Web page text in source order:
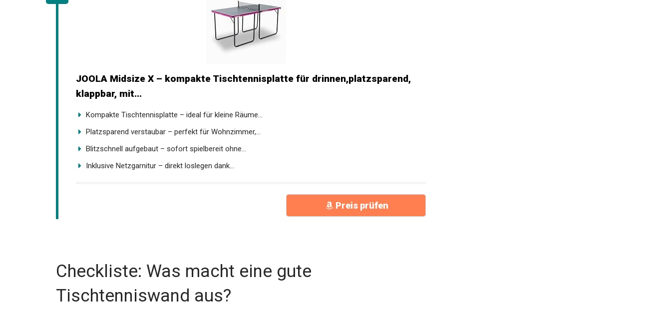
JOOLA Midsize X – kompakte Tischtennisplatte für drinnen,platzsparend,
klappbar, mit...
Kompakte Tischtennisplatte – ideal für kleine Räume...
Platzsparend verstaubar – perfekt für Wohnzimmer,...
Blitzschnell aufgebaut – sofort spielbereit ohne...
Checkliste: Was macht eine gute